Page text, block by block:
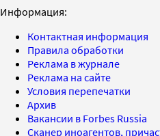
Информация:
Контактная информация
Правила обработки
Реклама в журнале
Реклама на сайте
Условия перепечатки
Архив
Вакансии в Forbes Russia
Сканер иноагентов,